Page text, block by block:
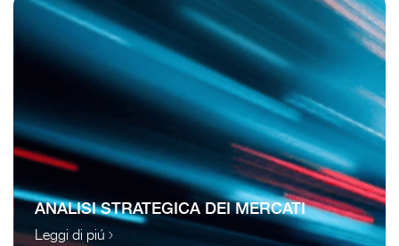
ANALISI STRATEGICA DEI MERCATI
Leggi di piú